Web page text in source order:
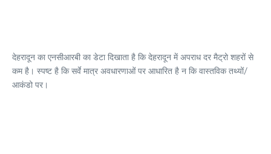
देहरादून का एनसीआरबी का डेटा दिखाता है कि देहरादून में अपराध दर मैट्रो शहरों से
कम है। स्पष्ट है कि सर्वे मात्र अवधारणाओं पर आधारित है न कि वास्तविक तथ्यों/
आकंडो पर।